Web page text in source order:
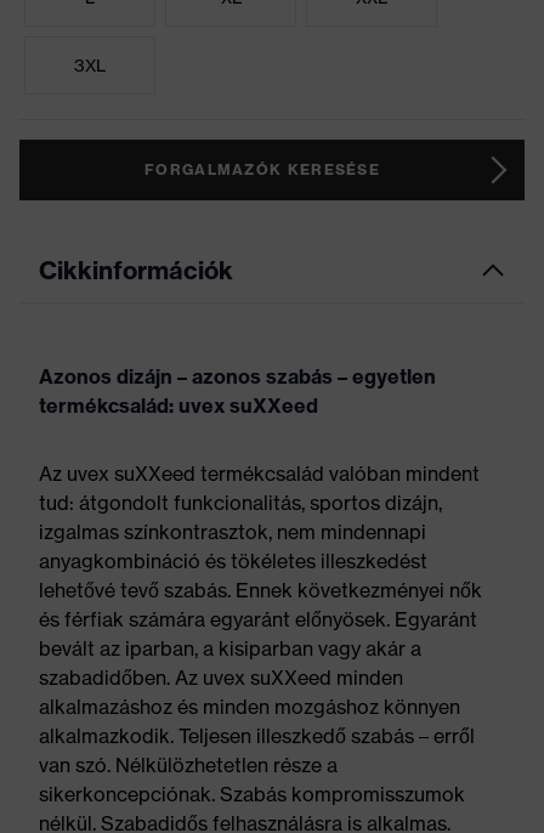
3XL
FORGALMAZÓK KERESÉSE
Cikkinformációk
Azonos dizájn – azonos szabás – egyetlen
termékcsalád: uvex suXXeed
Az uvex suXXeed termékcsalád valóban mindent
tud: átgondolt funkcionalitás, sportos dizájn,
izgalmas színkontrasztok, nem mindennapi
anyagkombináció és tökéletes illeszkedést
lehetővé tevő szabás. Ennek következményei nők
és férfiak számára egyaránt előnyösek. Egyaránt
bevált az iparban, a kisiparban vagy akár a
szabadidőben. Az uvex suXXeed minden
alkalmazáshoz és minden mozgáshoz könnyen
alkalmazkodik. Teljesen illeszkedő szabás – erről
van szó. Nélkülözhetetlen része a
sikerkoncepciónak. Szabás kompromisszumok
nélkül. Szabadidős felhasználásra is alkalmas.